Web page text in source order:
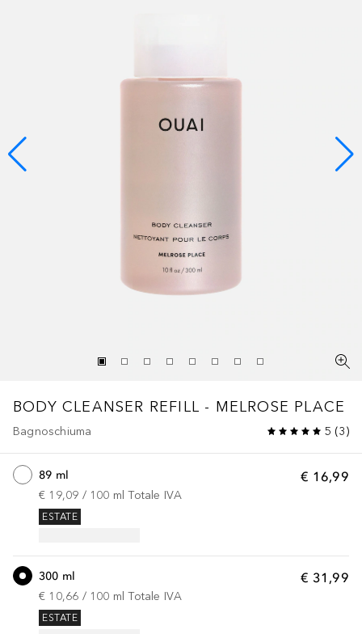
BODY CLEANSER REFILL - MELROSE PLACE
Bagnoschiuma 5 (3)
€ 16,99
89 ml
€ 19,09 / 100 ml Totale IVA
ESTATE
€ 31,99
300 ml
€ 10,66 / 100 ml Totale IVA
ESTATE